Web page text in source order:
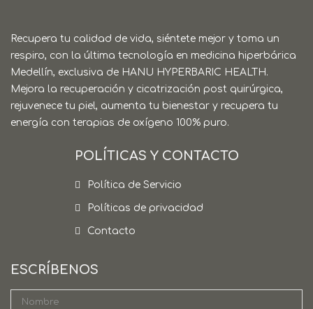
Recupera tu calidad de vida, siéntete mejor y toma un
respiro, con la última tecnología en medicina hiperbárica
Medellín, exclusiva de HANU HYPERBARIC HEALTH.
Mejora la recuperación y cicatrización post quirúrgica,
rejuvenece tu piel, aumenta tu bienestar y recupera tu
energía con terapias de oxígeno 100% puro.
POLÍTICAS Y CONTACTO
Política de Servicio
Políticas de privacidad
Contacto
ESCRÍBENOS